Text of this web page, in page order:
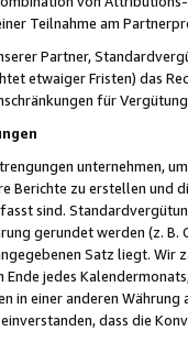
Teilnahme am
Partner,
etwaiger Fristen) das
für
unternehmen,
Berichte zu erstellen und
sind.
gerundet werden (z.
Satz liegt.
jedes
in einer anderen
dass die